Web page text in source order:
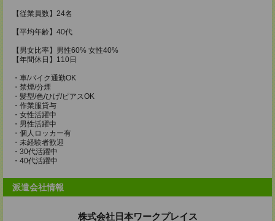
【従業員数】24名
【平均年齢】40代
【男女比率】男性60% 女性40%
【年間休日】110日
・車/バイク通勤OK
・禁煙/分煙
・髪型/色/ひげ/ピアスOK
・作業服貸与
・女性活躍中
・男性活躍中
・個人ロッカー有
・未経験者歓迎
・30代活躍中
・40代活躍中
派遣会社情報
株式会社日本ワークプレイス